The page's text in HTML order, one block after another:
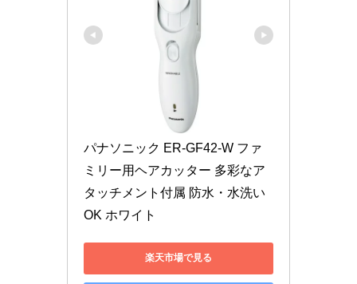
パナソニック ER-GF42-W ファ
ミリー用ヘアカッター 多彩なア
タッチメント付属 防水・水洗い
OK ホワイト
楽天市場で見る